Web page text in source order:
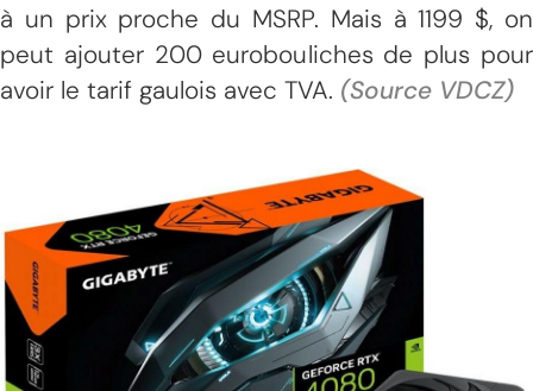
à un prix proche du MSRP. Mais à 1199 $, on
peut ajouter 200 eurobouliches de plus pour
avoir le tarif gaulois avec TVA. (Source VDCZ)